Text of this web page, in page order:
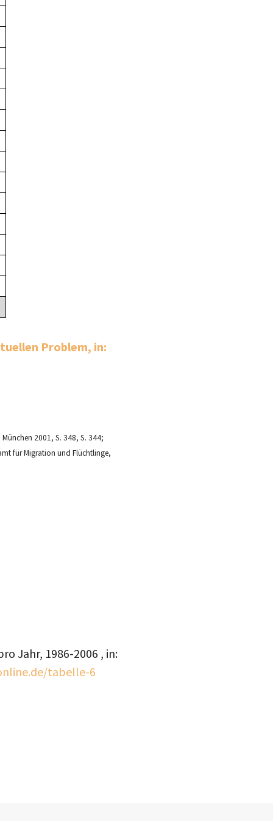
Problem, in:
2001, S. 348, S. 344;
für Migration und Flüchtlinge,
Jahr, 1986-2006 , in:
tabelle-6